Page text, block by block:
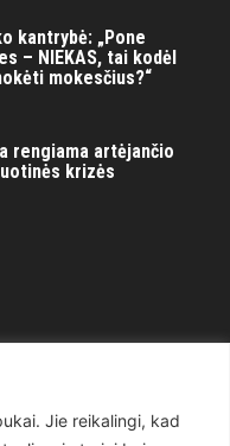
Jie reikalingi, kad
kantrybė: „Pone
– NIEKAS, tai kodėl
mokesčius?“
rengiama artėjančio
krizės
1497